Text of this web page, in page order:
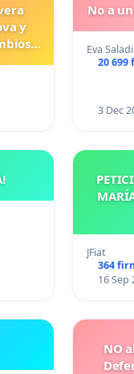
y
No a
Eva
20 699
3 Dec
JFiat
364
16 Sep
NO